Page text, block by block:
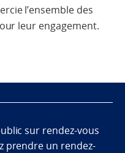
l’ensemble des
leur engagement.
sur rendez-vous
prendre un rendez-